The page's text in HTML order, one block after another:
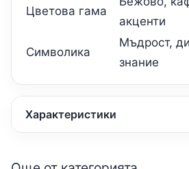
Цветова гама
акценти
Символика
Мъдрост,
знание
Характеристики